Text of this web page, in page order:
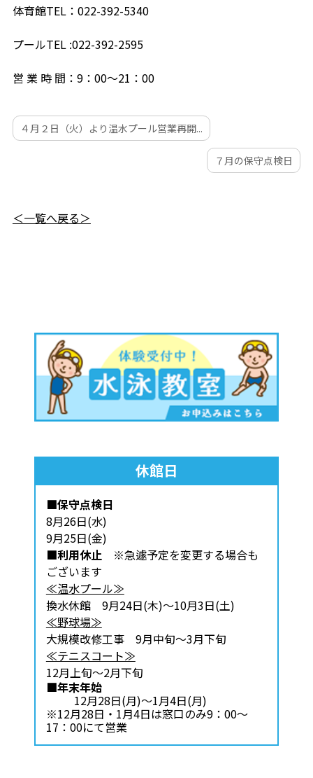
体育館TEL：022-392-5340
プールTEL :022-392-2595
営 業 時 間：9：00～21：00
４月２日（火）より温水プール営業再開...
７月の保守点検日
＜一覧へ戻る＞
休館日
■保守点検日
8月26日(水)
9月25日(金)
■利用休止 ※急遽予定を変更する場合も
ございます
≪温水プール≫
換水休館 9月24日(木)～10月3日(土)
≪野球場≫
大規模改修工事 9月中旬～3月下旬
≪テニスコート≫
12月上旬～2月下旬
■年末年始
12月28日(月)～1月4日(月)
※12月28日・1月4日は窓口のみ9：00～
17：00にて営業